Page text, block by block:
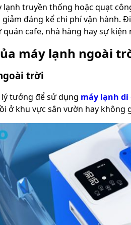
lạnh truyền thống hoặc quạt
đáng kể chi phí vận hành.
cafe, nhà hàng hay sự kiện
máy lạnh ngoài
trời
tưởng để sử dụng máy lạnh
ở khu vực sân vườn hay không